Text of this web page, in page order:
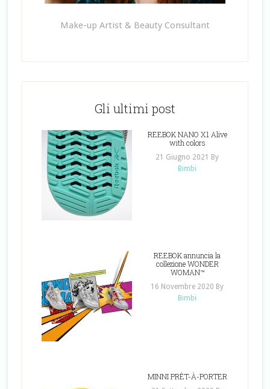
Make-up Artist & Beauty Consultant
Gli ultimi post
REEBOK NANO X1 Alive
with colors
21 Giugno 2021 By
Bimbi
REEBOK annuncia la
collezione WONDER
WOMAN™
16 Novembre 2020 By
Bimbi
MINNI PRÊT-À-PORTER